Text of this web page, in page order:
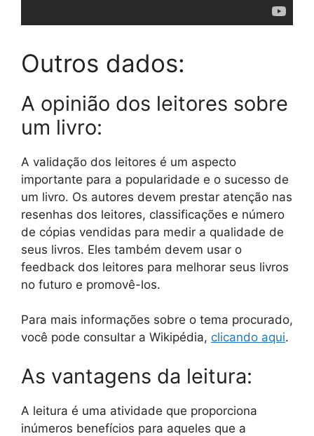
Outros dados:
A opinião dos leitores sobre
um livro:
A validação dos leitores é um aspecto
importante para a popularidade e o sucesso de
um livro. Os autores devem prestar atenção nas
resenhas dos leitores, classificações e número
de cópias vendidas para medir a qualidade de
seus livros. Eles também devem usar o
feedback dos leitores para melhorar seus livros
no futuro e promovê-los.
Para mais informações sobre o tema procurado,
você pode consultar a Wikipédia, clicando aqui.
As vantagens da leitura:
A leitura é uma atividade que proporciona
inúmeros benefícios para aqueles que a